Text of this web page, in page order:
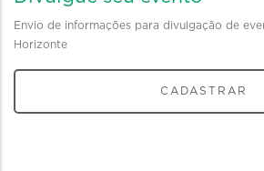
Envio de informações para divulgação de
Horizonte
CADASTRAR